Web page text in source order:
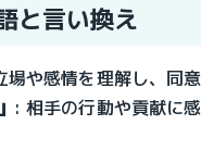
と言い換え
場や感情を理解し、同
: 相手の行動や貢献に